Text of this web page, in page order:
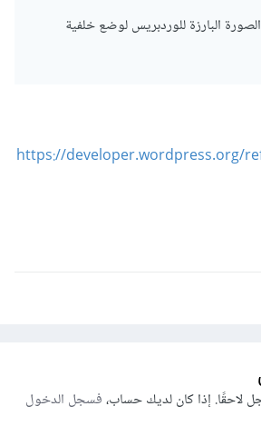
البارزة للوردبريس لوضع خلفية
https://developer.wordpress.org/
لاحقًا. إذا كان لديك حساب،فسجل الدخول